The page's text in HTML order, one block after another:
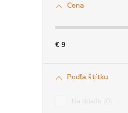
Cena
€ 9
Podľa štítku